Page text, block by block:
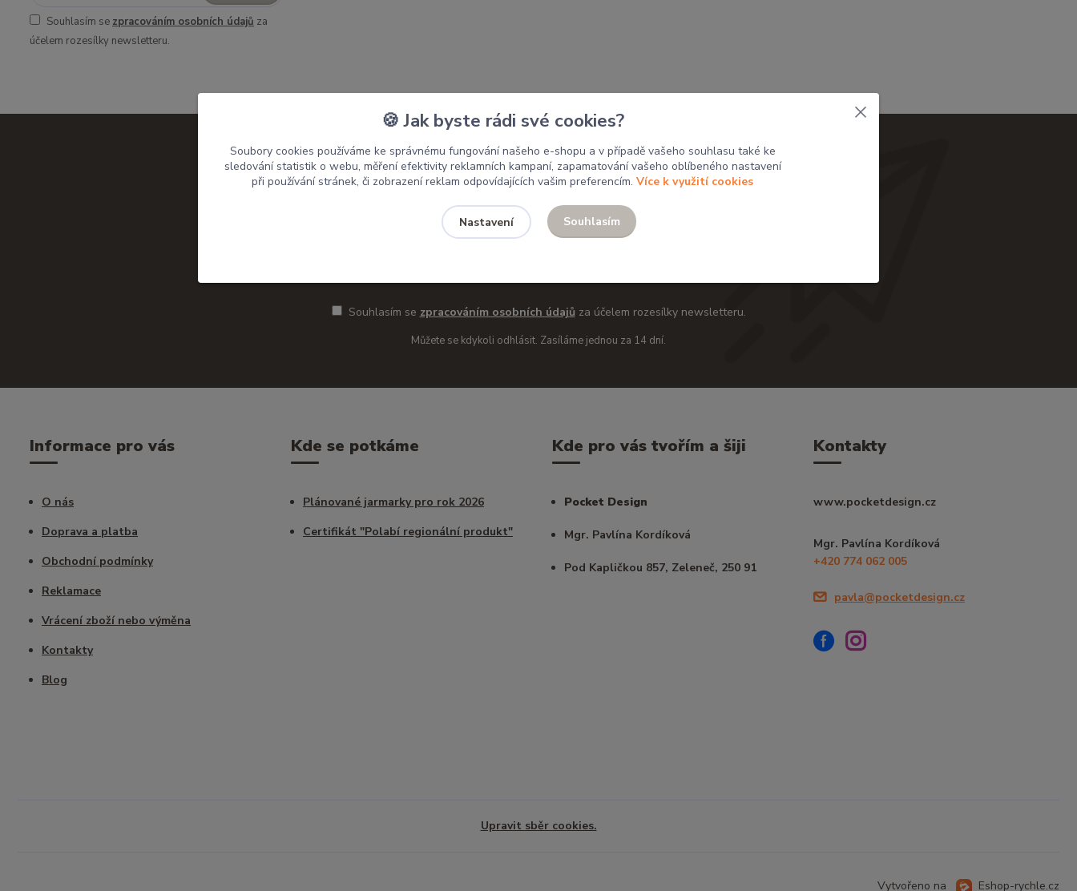
Souhlasím se zpracováním osobních údajů za
účelem rozesílky newsletteru.
Nepropásněte novinky, akce a slevy!
Souhlasím se zpracováním osobních údajů za účelem rozesílky newsletteru.
Můžete se kdykoli odhlásit. Zasíláme jednou za 14 dní.
Informace pro vás
O nás
Doprava a platba
Obchodní podmínky
Reklamace
Vrácení zboží nebo výměna
Kontakty
Blog
Kde se potkáme
Plánované jarmarky pro rok 2026
Certifikát "Polabí regionální produkt"
Kde pro vás tvořím a šiji
Pocket Design
Mgr. Pavlína Kordíková
Pod Kapličkou 857, Zeleneč, 250 91
Kontakty
www.pocketdesign.cz
Mgr. Pavlína Kordíková
+420 774 062 005
pavla@pocketdesign.cz
Upravit sběr cookies.
Vytvořeno na Eshop-rychle.cz
🍪 Jak byste rádi své cookies?
Soubory cookies používáme ke správnému fungování našeho e-shopu a v případě vašeho souhlasu také ke
sledování statistik o webu, měření efektivity reklamních kampaní, zapamatování vašeho oblíbeného nastavení
při používání stránek, či zobrazení reklam odpovídajících vašim preferencím. Více k využití cookies
Nastavení Souhlasím